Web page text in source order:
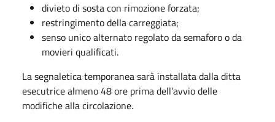
divieto di sosta con rimozione forzata;
restringimento della carreggiata;
senso unico alternato regolato da semaforo o da
movieri qualificati.
La segnaletica temporanea sarà installata dalla ditta
esecutrice almeno 48 ore prima dell’avvio delle
modifiche alla circolazione.